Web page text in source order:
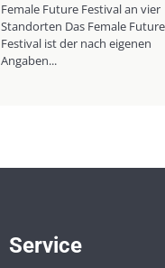
Female Future Festival an vier
Standorten Das Female Future
Festival ist der nach eigenen
Angaben...
Service